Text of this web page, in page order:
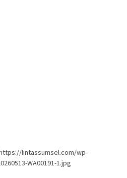
lintassumsel.com/wp-
WA00191-1.jpg